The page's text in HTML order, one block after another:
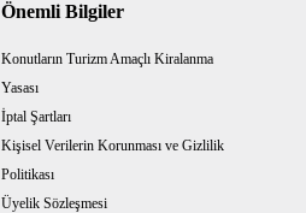
Önemli Bilgiler
Konutların Turizm Amaçlı Kiralanma
Yasası
İptal Şartları
Kişisel Verilerin Korunması ve Gizlilik
Politikası
Üyelik Sözleşmesi